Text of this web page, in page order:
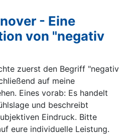
- Eine
von "negativ
zuerst den Begriff "negativ
auf meine
Eines vorab: Es handelt
und beschreibt
Eindruck. Bitte
eure individuelle Leistung.